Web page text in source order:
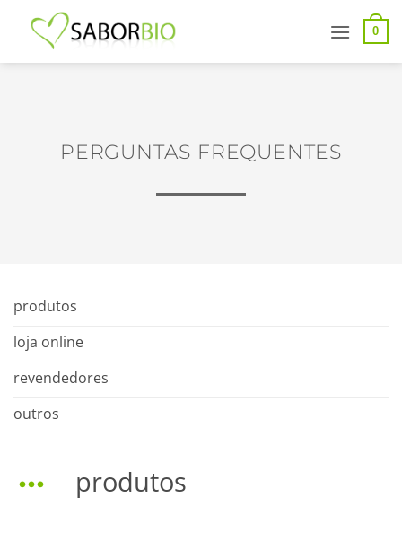
conteúdo
0
PERGUNTAS FREQUENTES
produtos
loja online
revendedores
outros
produtos